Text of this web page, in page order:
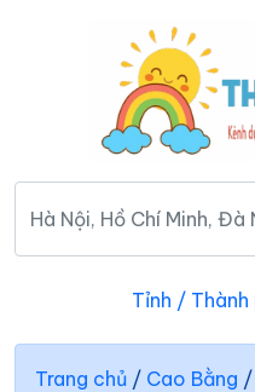
Tỉnh / Thành
Trang chủ / Cao Bằng /